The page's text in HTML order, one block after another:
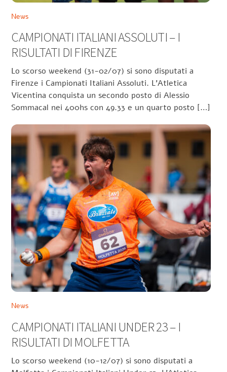
News
CAMPIONATI ITALIANI ASSOLUTI – I
RISULTATI DI FIRENZE
Lo scorso weekend (31-02/07) si sono disputati a
Firenze i Campionati Italiani Assoluti. L’Atletica
Vicentina conquista un secondo posto di Alessio
Sommacal nei 400hs con 49.33 e un quarto posto […]
News
CAMPIONATI ITALIANI UNDER 23 – I
RISULTATI DI MOLFETTA
Lo scorso weekend (10-12/07) si sono disputati a